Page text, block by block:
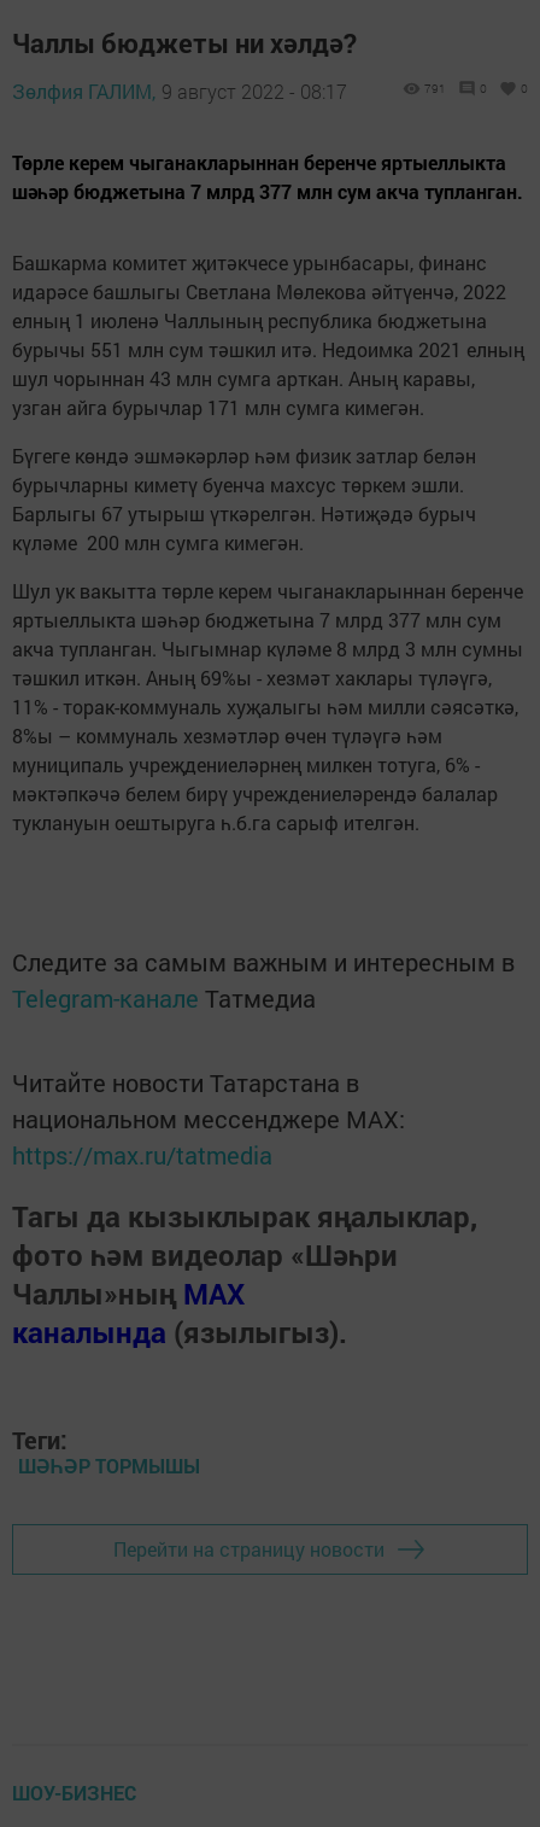
Чаллы бюджеты ни хәлдә?
Зөлфия ГАЛИМ, 9 август 2022 - 08:17 791 0 0
Төрле керем чыганакларыннан беренче яртыеллыкта
шәһәр бюджетына 7 млрд 377 млн сум акча тупланган.
Башкарма комитет җитәкчесе урынбасары, финанс
идарәсе башлыгы Светлана Мөлекова әйтүенчә, 2022
елның 1 июленә Чаллының республика бюджетына
бурычы 551 млн сум тәшкил итә. Недоимка 2021 елның
шул чорыннан 43 млн сумга арткан. Аның каравы,
узган айга бурычлар 171 млн сумга кимегән.
Бүгеге көндә эшмәкәрләр һәм физик затлар белән
бурычларны киметү буенча махсус төркем эшли.
Барлыгы 67 утырыш үткәрелгән. Нәтиҗәдә бурыч
күләме 200 млн сумга кимегән.
Шул ук вакытта төрле керем чыганакларыннан беренче
яртыеллыкта шәһәр бюджетына 7 млрд 377 млн сум
акча тупланган. Чыгымнар күләме 8 млрд 3 млн сумны
тәшкил иткән. Аның 69%ы - хезмәт хаклары түләүгә,
11% - торак-коммуналь хуҗалыгы һәм милли сәясәткә,
8%ы – коммуналь хезмәтләр өчен түләүгә һәм
муниципаль учреҗдениеләрнең милкен тотуга, 6% -
мәктәпкәчә белем бирү учреждениеләрендә балалар
туклануын оештыруга һ.б.га сарыф ителгән.
Следите за самым важным и интересным в
Telegram-канале Татмедиа
Читайте новости Татарстана в
национальном мессенджере MАХ:
https://max.ru/tatmedia
Тагы да кызыклырак яңалыклар,
фото һәм видеолар «Шәһри
Чаллы»ның MAX
каналында (язылыгыз).
Теги:
ШӘҺӘР ТОРМЫШЫ
Перейти на страницу новости
ШОУ-БИЗНЕС